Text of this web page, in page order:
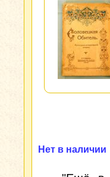
Нет в наличии